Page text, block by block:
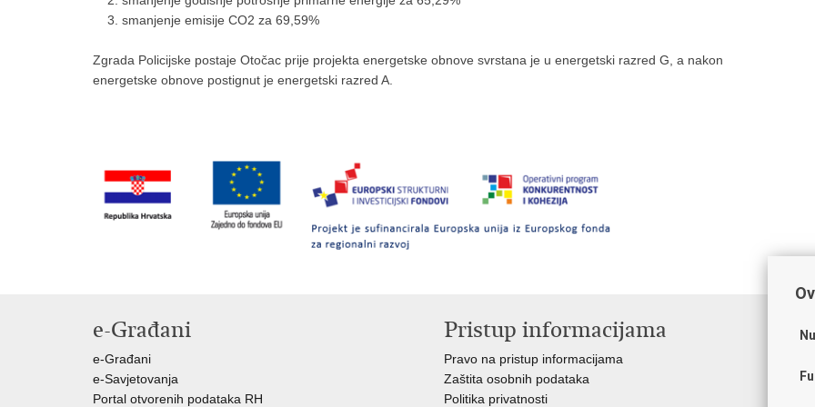
smanjenje emisije CO2 za 69,59%
Zgrada Policijske postaje Otočac prije projekta energetske obnove svrstana je u energetski razred G, a nakon
energetske obnove postignut je energetski razred A.
e-Građani
e-Građani
e-Savjetovanja
Portal otvorenih podataka RH
Pristup informacijama
Pravo na pristup informacijama
Zaštita osobnih podataka
Politika privatnosti